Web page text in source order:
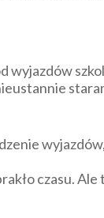
czasu.